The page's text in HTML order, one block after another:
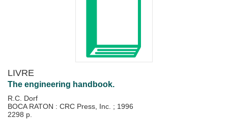
LIVRE
The engineering handbook.
R.C. Dorf
BOCA RATON : CRC Press, Inc. ; 1996
2298 p.